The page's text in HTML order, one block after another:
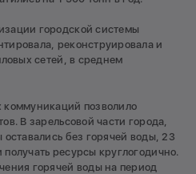
городской системы
реконструировала и
сетей, в среднем
коммуникаций позволило
В зарельсовой части города,
без горячей воды, 23
ресурсы круглогодично.
горячей воды на период